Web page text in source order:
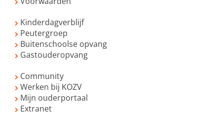
Kinderdagverblijf
Peutergroep
Buitenschoolse opvang
Gastouderopvang
Community
Werken bij KOZV
Mijn ouderportaal
Extranet